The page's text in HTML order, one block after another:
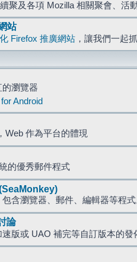
聚及各項 Mozilla 相關聚會、活
站
Firefox 推廣網站 ，讓我們一起
瀏覽器
Android
Web 作為平台的體現
的優秀郵件程式
包含瀏覽器、郵件、編輯器等程
論
版或 UAO 補完等自訂版本的發